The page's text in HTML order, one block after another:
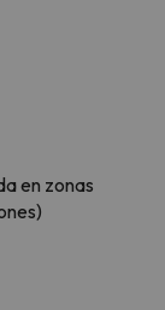
en zonas